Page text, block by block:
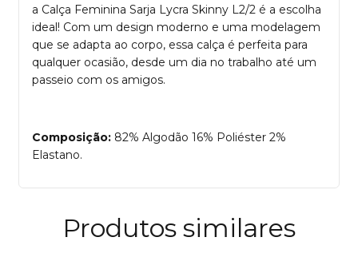
a Calça Feminina Sarja Lycra Skinny L2/2 é a escolha
ideal! Com um design moderno e uma modelagem
que se adapta ao corpo, essa calça é perfeita para
qualquer ocasião, desde um dia no trabalho até um
passeio com os amigos.
Composição: 82% Algodão 16% Poliéster 2%
Elastano.
Produtos similares